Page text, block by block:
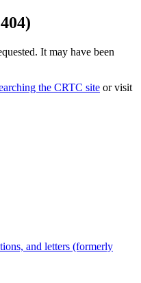
It may have been
the CRTC site or visit
and letters (formerly